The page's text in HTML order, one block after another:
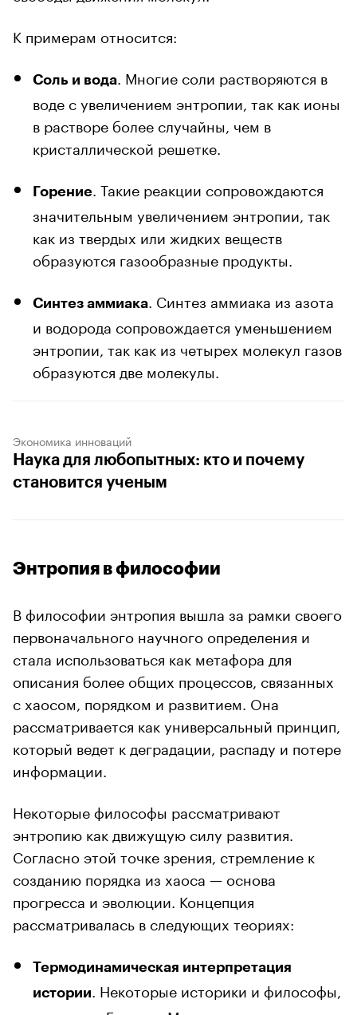
К примерам относится:
Соль и вода
. Многие соли растворяются в
воде с увеличением энтропии, так как ионы
в растворе более случайны, чем в
кристаллической решетке.
Горение . Такие реакции сопровождаются
значительным увеличением энтропии, так
как из твердых или жидких веществ
образуются газообразные продукты.
Синтез аммиака
. Синтез аммиака из азота
и водорода сопровождается уменьшением
энтропии, так как из четырех молекул газов
образуются две молекулы.
Экономика инноваций
Наука для любопытных: кто и почему
становится ученым
Энтропия в философии
В философии энтропия вышла за рамки своего
первоначального научного определения и
стала использоваться как метафора для
описания более общих процессов, связанных
с хаосом, порядком и развитием. Она
рассматривается как универсальный принцип,
который ведет к деградации, распаду и потере
информации.
Некоторые философы рассматривают
энтропию как движущую силу развития.
Согласно этой точке зрения, стремление к
созданию порядка из хаоса — основа
прогресса и эволюции. Концепция
рассматривалась в следующих теориях:
Термодинамическая интерпретация
истории
. Некоторые историки и философы,